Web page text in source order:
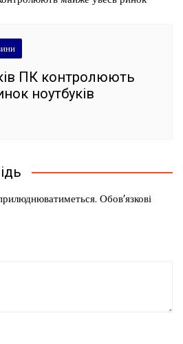
ПК контролюють
ноутбуків
Обов’язкові